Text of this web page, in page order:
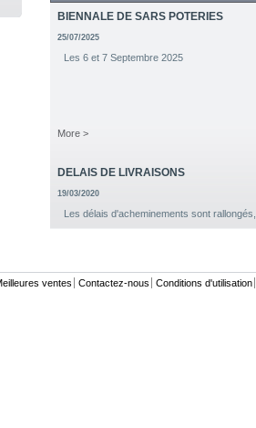
1 690,00 € 1 494,00
BIENNALE DE SARS POTERIES
25/07/2025
Les 6 et 7 Septembre 2025
More >
DELAIS DE LIVRAISONS
19/03/2020
Les délais d'acheminements sont
ventes Contactez-nous Conditions d'utilisation